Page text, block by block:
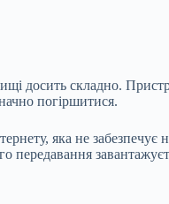
досить складно.
погіршитися.
яка не забезпечує
передавання